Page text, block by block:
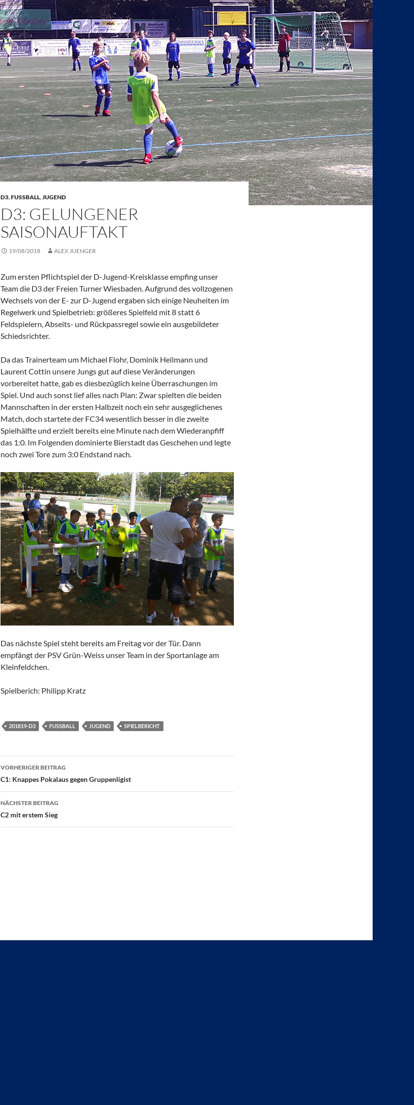
D3,FUSSBALL,JUGEND
D3: GELUNGENER
SAISONAUFTAKT
19/08/2018 ALEX JUENGER
Zum ersten Pflichtspiel der D-Jugend-Kreisklasse empfing unser
Team die D3 der Freien Turner Wiesbaden. Aufgrund des vollzogenen
Wechsels von der E- zur D-Jugend ergaben sich einige Neuheiten im
Regelwerk und Spielbetrieb: größeres Spielfeld mit 8 statt 6
Feldspielern, Abseits- und Rückpassregel sowie ein ausgebildeter
Schiedsrichter.
Da das Trainerteam um Michael Flohr, Dominik Heilmann und
Laurent Cottin unsere Jungs gut auf diese Veränderungen
vorbereitet hatte, gab es diesbezüglich keine Überraschungen im
Spiel. Und auch sonst lief alles nach Plan: Zwar spielten die beiden
Mannschaften in der ersten Halbzeit noch ein sehr ausgeglichenes
Match, doch startete der FC34 wesentlich besser in die zweite
Spielhälfte und erzielt bereits eine Minute nach dem Wiederanpfiff
das 1:0. Im Folgenden dominierte Bierstadt das Geschehen und legte
noch zwei Tore zum 3:0 Endstand nach.
Das nächste Spiel steht bereits am Freitag vor der Tür. Dann
empfängt der PSV Grün-Weiss unser Team in der Sportanlage am
Kleinfeldchen.
Spielberich: Philipp Kratz
201819-D3 FUSSBALL JUGEND SPIELBERICHT
Beitragsnavigation
VORHERIGER BEITRAG
C1: Knappes Pokalaus gegen Gruppenligist
NÄCHSTER BEITRAG
C2 mit erstem Sieg